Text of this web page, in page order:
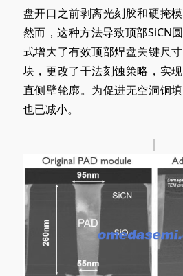
盘开口之前剥离光刻胶和硬掩模
然而，这种方法导致顶部SiCN
式增大了有效顶部焊盘关键尺
块，更改了干法刻蚀策略，实
直侧壁轮廓。为促进无空洞铜
也已减小。